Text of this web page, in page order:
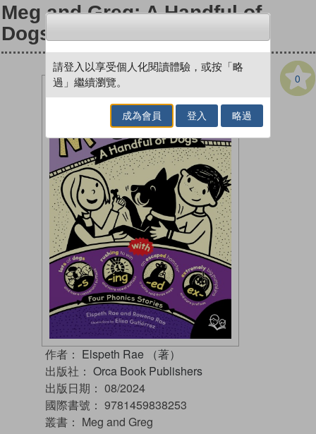
Meg and Greg: A Handful of
Dogs
0
作者： Elspeth Rae （著）
出版社： Orca Book Publishers
出版日期： 08/2024
國際書號： 9781459838253
叢書： Meg and Greg
請登入以享受個人化閱讀體驗，或按「略
過」繼續瀏覽。
成為會員 登入 略過